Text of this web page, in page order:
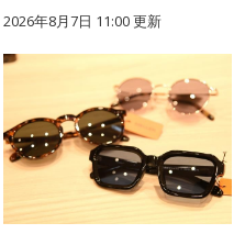
2026年8月7日 11:00更新